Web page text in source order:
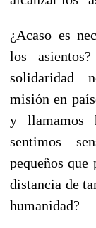
¿Acaso es
los
solidaridad
misión en
y llamamos
sentimos
pequeños que
distancia de
humanidad?